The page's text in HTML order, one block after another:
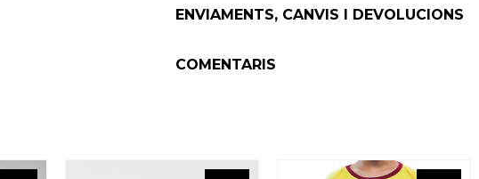
ENVIAMENTS, CANVIS I DEVOLUCIONS
COMENTARIS